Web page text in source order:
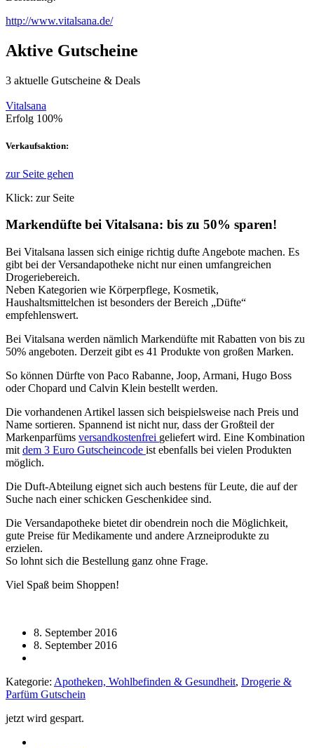
http://www.vitalsana.de/
Aktive Gutscheine
3 aktuelle Gutscheine & Deals
Vitalsana
Erfolg 100%
Verkaufsaktion:
zur Seite gehen
Klick: zur Seite
Markendüfte bei Vitalsana: bis zu 50% sparen!
Bei Vitalsana lassen sich einige richtig dufte Angebote machen. Es
gibt bei der Versandapotheke nicht nur einen umfangreichen
Drogeriebereich.
Neben Kategorien wie Körperpflege, Kosmetik,
Haushaltsmittelchen ist besonders der Bereich „Düfte“
empfehlenswert.
Bei Vitalsana werden nämlich Markendüfte mit Rabatten von bis zu
50% angeboten. Derzeit gibt es 41 Produkte von großen Marken.
So können Dürfte von Paco Rabanne, Joop, Armani, Hugo Boss
oder Chopard und Calvin Klein bestellt werden.
Die vorhandenen Artikel lassen sich beispielsweise nach Preis und
Name sortieren. Spannend ist nicht nur, dass der Großteil der
Markenparfüms versandkostenfrei geliefert wird. Eine Kombination
mit dem 3 Euro Gutscheincode ist ebenfalls bei vielen Produkten
möglich.
Die Duft-Abteilung eignet sich auch bestens für Leute, die auf der
Suche nach einer schicken Geschenkidee sind.
Die Versandapotheke bietet dir obendrein noch die Möglichkeit,
gute Preise für Medikamente und andere Arzneiprodukte zu
erzielen.
So lohnt sich die Bestellung ganz ohne Frage.
Viel Spaß beim Shoppen!
8. September 2016
8. September 2016
Kategorie: Apotheken, Wohlbefinden & Gesundheit, Drogerie &
Parfüm Gutschein
jetzt wird gespart.